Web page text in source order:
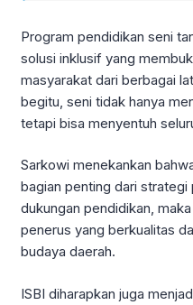
Program pendidikan seni
solusi inklusif yang
masyarakat dari berbagai
begitu, seni tidak hanya
tetapi bisa menyentuh
Sarkowi menekankan
bagian penting dari strategi
dukungan pendidikan,
penerus yang berkualitas
budaya daerah.
ISBI diharapkan juga